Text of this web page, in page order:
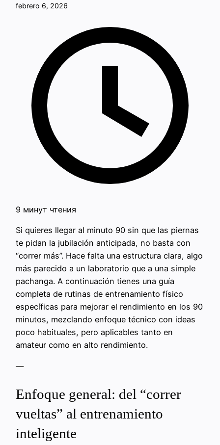
febrero 6, 2026
9 минут чтения
Si quieres llegar al minuto 90 sin que las piernas
te pidan la jubilación anticipada, no basta con
“correr más”. Hace falta una estructura clara, algo
más parecido a un laboratorio que a una simple
pachanga. A continuación tienes una guía
completa de rutinas de entrenamiento físico
específicas para mejorar el rendimiento en los 90
minutos, mezclando enfoque técnico con ideas
poco habituales, pero aplicables tanto en
amateur como en alto rendimiento.
—
Enfoque general: del “correr
vueltas” al entrenamiento
inteligente